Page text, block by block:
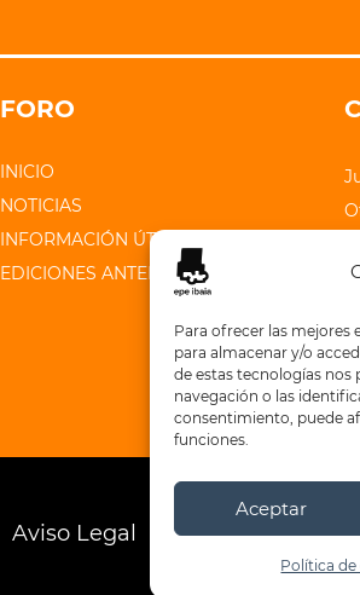
Para ofrecer las mejores
para almacenar y/o
de estas tecnologías
navegación o las
consentimiento, puede
funciones.
Aceptar
Política
FORO
INICIO
NOTICIAS
INFORMACIÓN ÚTIL
EDICIONES ANTERIORES
Aviso Legal Política de